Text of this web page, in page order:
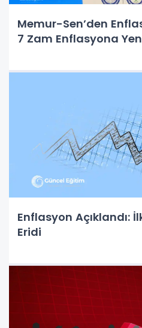
Memur-Sen’den
7 Zam Enflasyona
Enflasyon Açıklandı:
Eridi